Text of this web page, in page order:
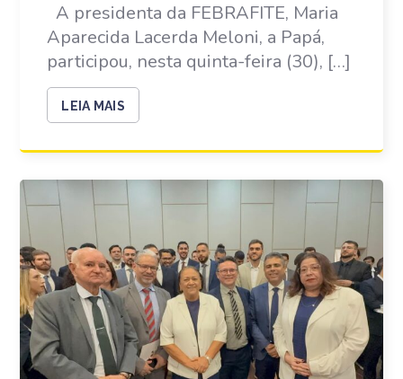
A presidenta da FEBRAFITE, Maria
Aparecida Lacerda Meloni, a Papá,
participou, nesta quinta-feira (30), […]
LEIA MAIS